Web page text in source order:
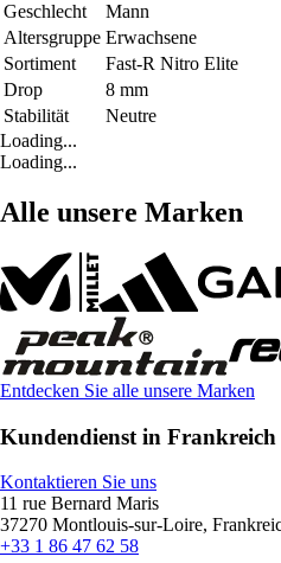
Geschlecht
Mann
Altersgruppe Erwachsene
Sortiment
Fast-R Nitro Elite
Drop
8 mm
Stabilität
Neutre
Loading...
Loading...
Alle unsere Marken
Entdecken Sie alle unsere Marken
Kundendienst in Frankreich
Kontaktieren Sie uns
11 rue Bernard Maris
37270 Montlouis-sur-Loire,
+33 1 86 47 62 58